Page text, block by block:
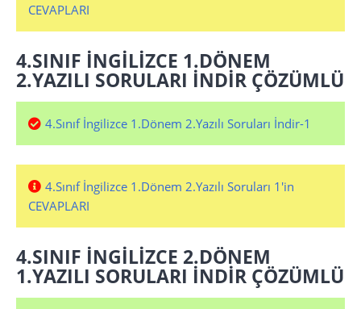
CEVAPLARI
4.SINIF İNGİLİZCE 1.DÖNEM
2.YAZILI SORULARI İNDİR ÇÖZÜMLÜ
4.Sınıf İngilizce 1.Dönem 2.Yazılı Soruları İndir-1
4.Sınıf İngilizce 1.Dönem 2.Yazılı Soruları 1'in
CEVAPLARI
4.SINIF İNGİLİZCE 2.DÖNEM
1.YAZILI SORULARI İNDİR ÇÖZÜMLÜ